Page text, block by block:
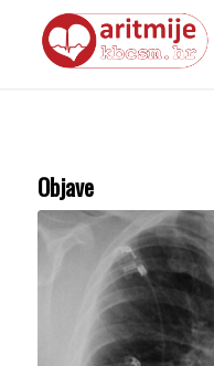
Objave